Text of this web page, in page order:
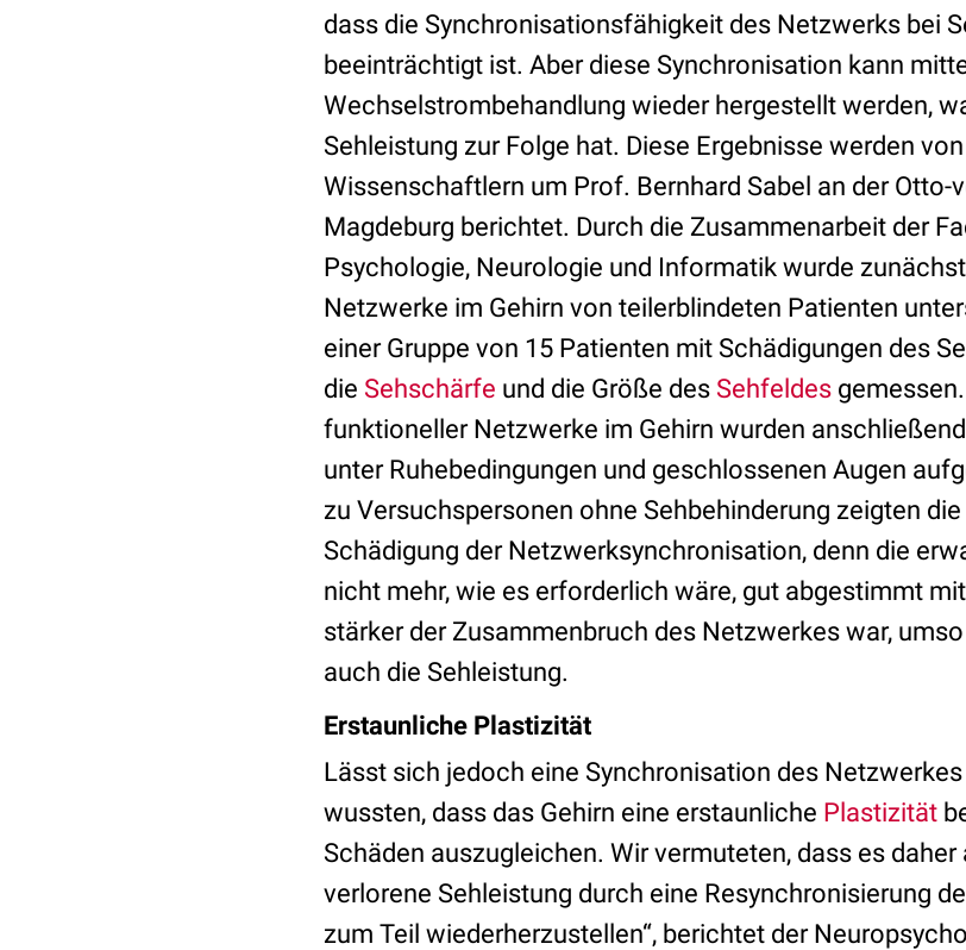
dass die Synchronisationsfähigkeit des Netzwerks bei
beeinträchtigt ist. Aber diese Synchronisation kann
Wechselstrombehandlung wieder hergestellt werden,
Sehleistung zur Folge hat. Diese Ergebnisse werden
Wissenschaftlern um Prof. Bernhard Sabel an der Otto-
Magdeburg berichtet. Durch die Zusammenarbeit der
Psychologie, Neurologie und Informatik wurde
Netzwerke im Gehirn von teilerblindeten Patienten
einer Gruppe von 15 Patienten mit Schädigungen des
die Sehschärfe und die Größe des Sehfeldes
funktioneller Netzwerke im Gehirn wurden
unter Ruhebedingungen und geschlossenen Augen
zu Versuchspersonen ohne Sehbehinderung zeigten
Schädigung der Netzwerksynchronisation, denn die
nicht mehr, wie es erforderlich wäre, gut abgestimmt
stärker der Zusammenbruch des Netzwerkes war,
auch die Sehleistung.
Erstaunliche Plastizität
Lässt sich jedoch eine Synchronisation des
wussten, dass das Gehirn eine erstaunliche Plastizität
Schäden auszugleichen. Wir vermuteten, dass es
verlorene Sehleistung durch eine Resynchronisierung
zum Teil wiederherzustellen“, berichtet der